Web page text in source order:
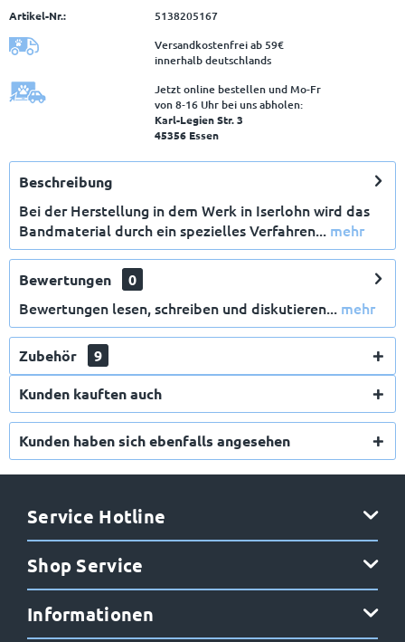
Artikel-Nr.:
5138205167
Versandkostenfrei ab 59€
innerhalb deutschlands
Jetzt online bestellen und Mo-Fr
von 8‑16 Uhr bei uns abholen:
Karl-Legien Str. 3
45356 Essen
Beschreibung
Bei der Herstellung in dem Werk in Iserlohn wird das
Bandmaterial durch ein spezielles Verfahren... mehr
Bewertungen 0
Bewertungen lesen, schreiben und diskutieren... mehr
Zubehör
9
Kunden kauften auch
Kunden haben sich ebenfalls angesehen
Service Hotline
Shop Service
Informationen